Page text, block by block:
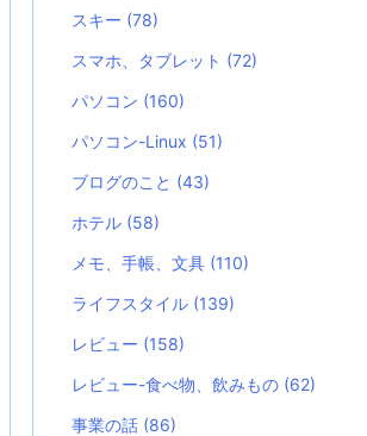
スキー (78)
スマホ、タブレット (72)
パソコン (160)
パソコン-Linux (51)
ブログのこと (43)
ホテル (58)
メモ、手帳、文具 (110)
ライフスタイル (139)
レビュー (158)
レビュー-食べ物、飲みもの (62)
事業の話 (86)